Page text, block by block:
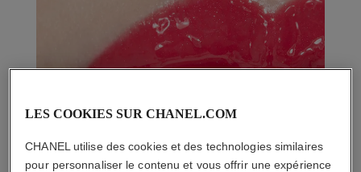
LES COOKIES SUR CHANEL.COM
CHANEL utilise des cookies et des technologies similaires
pour personnaliser le contenu et vous offrir une expérience